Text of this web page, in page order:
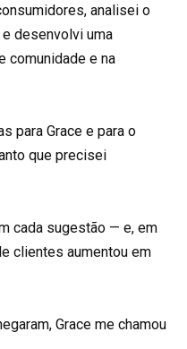
analisei o
desenvolvi uma
comunidade e na
para Grace e para o
que precisei
cada sugestão — e, em
clientes aumentou em
Grace me chamou